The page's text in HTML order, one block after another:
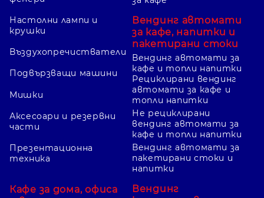
Настолни лампи и
крушки
Въздухопречистватели
Подвързващи машини
Мишки
Аксесоари и резервни
части
Презентационна
техника
Кафе за дома, офиса
Вендинг автомати
за кафе, напитки и
пакетирани стоки
Вендинг автомати за
кафе и топли напитки
Рециклирани вендинг
автомати за кафе и
топли напитки
Не рециклирани
вендинг автомати за
кафе и топли напитки
Вендинг автомати за
пакетирани стоки и
напитки
Вендинг